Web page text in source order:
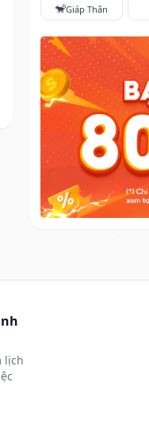
🐒Giáp Thân
lịch